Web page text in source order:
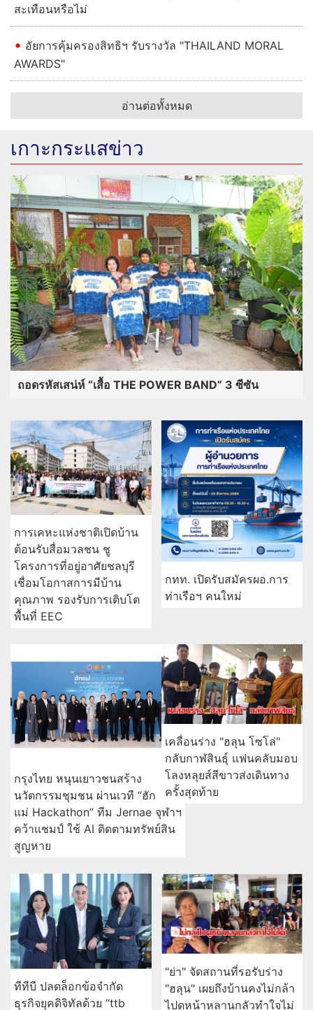
สะเทือนหรือไม่
อัยการคุ้มครองสิทธิฯ รับรางวัล "THAILAND MORAL
AWARDS"
อ่านต่อทั้งหมด
เกาะกระแสข่าว
ถอดรหัสเสน่ห์ “เสื้อ THE POWER BAND” 3 ซีซัน
การเคหะแห่งชาติเปิดบ้าน
ต้อนรับสื่อมวลชน ชู
โครงการที่อยู่อาศัยชลบุรี
เชื่อมโอกาสการมีบ้าน
คุณภาพ รองรับการเติบโต
พื้นที่ EEC
กทท. เปิดรับสมัครผอ.การ
ท่าเรือฯ คนใหม่
กรุงไทย หนุนเยาวชนสร้าง
นวัตกรรมชุมชน ผ่านเวที “ฮัก
แม่ Hackathon” ทีม Jernae จุฬาฯ
คว้าแชมป์ ใช้ AI ติดตามทรัพย์สิน
สูญหาย
เคลื่อนร่าง "ฮลุน โซโล่"
กลับกาฬสินธุ์ แฟนคลับมอบ
โลงหลุยส์สีขาวส่งเดินทาง
ครั้งสุดท้าย
ทีทีบี ปลดล็อกข้อจำกัด
ธุรกิจยุคดิจิทัลด้วย “ttb
"ย่า" จัดสถานที่รอรับร่าง
"ฮลุน" เผยถึงบ้านคงไม่กล้า
ไปดูหน้าหลานกลัวทำใจไม่